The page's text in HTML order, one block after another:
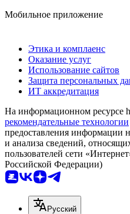
Мобильное приложение
Этика и комплаенс
Оказание услуг
Использование сайтов
Защита персональных
ИТ аккредитация
На информационном ресурсе
рекомендательные технологии
предоставления информации
и анализа сведений,
пользователей сети
Российской Федерации)
Русский